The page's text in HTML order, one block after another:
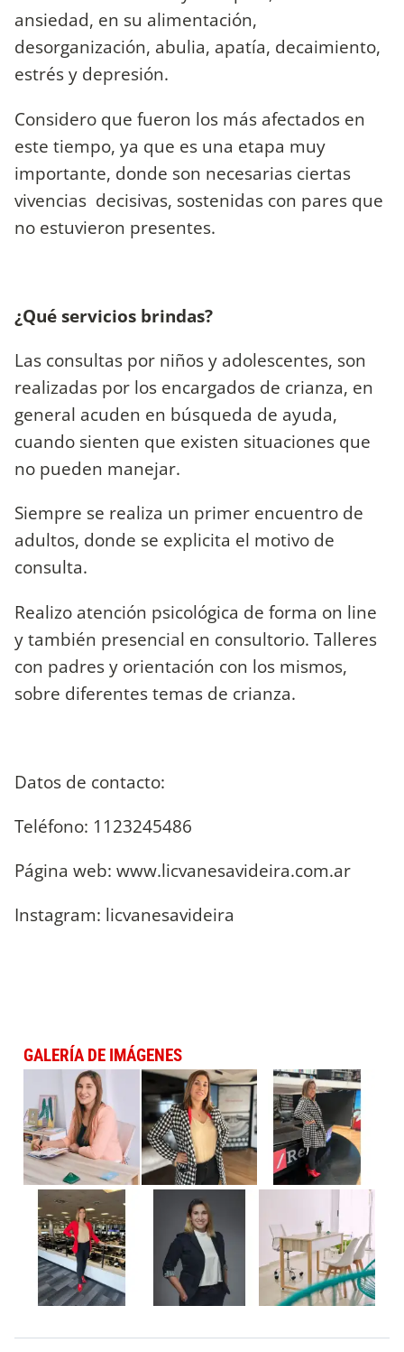
ansiedad, en su alimentación,
desorganización, abulia, apatía, decaimiento,
estrés y depresión.
Considero que fueron los más afectados en
este tiempo, ya que es una etapa muy
importante, donde son necesarias ciertas
vivencias decisivas, sostenidas con pares que
no estuvieron presentes.
¿Qué servicios brindas?
Las consultas por niños y adolescentes, son
realizadas por los encargados de crianza, en
general acuden en búsqueda de ayuda,
cuando sienten que existen situaciones que
no pueden manejar.
Siempre se realiza un primer encuentro de
adultos, donde se explicita el motivo de
consulta.
Realizo atención psicológica de forma on line
y también presencial en consultorio. Talleres
con padres y orientación con los mismos,
sobre diferentes temas de crianza.
Datos de contacto:
Teléfono: 1123245486
Página web: www.licvanesavideira.com.ar
Instagram: licvanesavideira
GALERÍA DE IMÁGENES